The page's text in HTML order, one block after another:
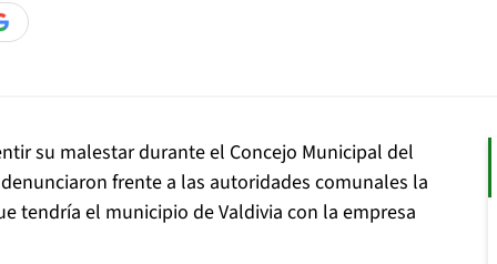
su malestar durante el Concejo Municipal del
frente a las autoridades comunales la
tendría el municipio de Valdivia con la empresa